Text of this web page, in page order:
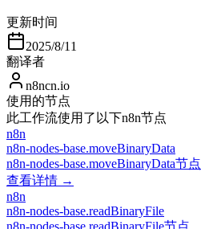
更新时间
2025/8/11
翻译者
n8ncn.io
使用的节点
此工作流使用了以下n8n节点
n8n
n8n-nodes-base.moveBinaryData
n8n-nodes-base.moveBinaryData节点
查看详情 →
n8n
n8n-nodes-base.readBinaryFile
n8n-nodes-base.readBinaryFile节点